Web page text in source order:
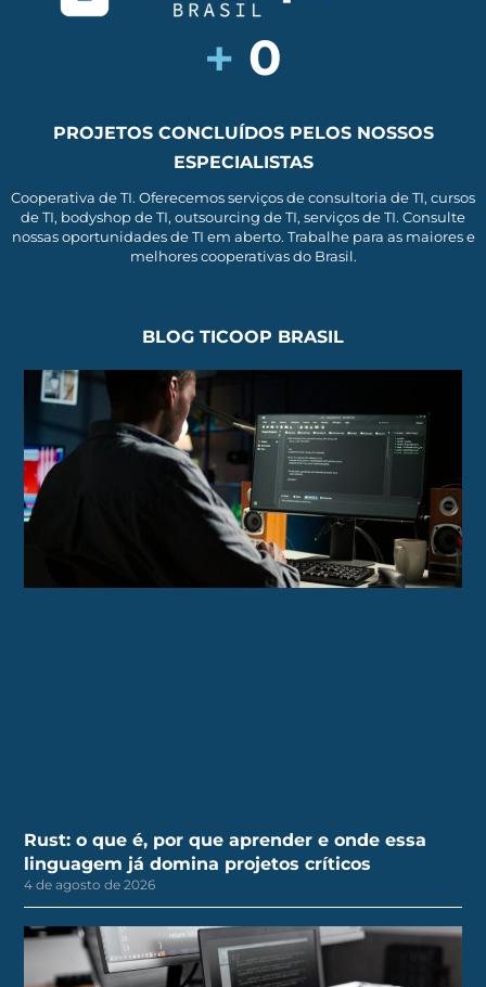
+ 0
PROJETOS CONCLUÍDOS PELOS NOSSOS
ESPECIALISTAS
Cooperativa de TI. Oferecemos serviços de consultoria de TI, cursos
de TI, bodyshop de TI, outsourcing de TI, serviços de TI. Consulte
nossas oportunidades de TI em aberto. Trabalhe para as maiores e
melhores cooperativas do Brasil.
BLOG TICOOP BRASIL
Rust: o que é, por que aprender e onde essa
linguagem já domina projetos críticos
4 de agosto de 2026